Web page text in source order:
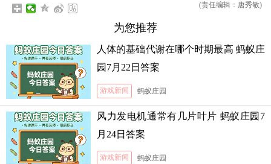
(责任编辑：唐秀敏)
为您推荐
人体的基础代谢在哪个时期最高 蚂蚁庄
园7月22日答案
游戏新闻 蚂蚁庄园
风力发电机通常有几片叶片 蚂蚁庄园7
月24日答案
游戏新闻 蚂蚁庄园